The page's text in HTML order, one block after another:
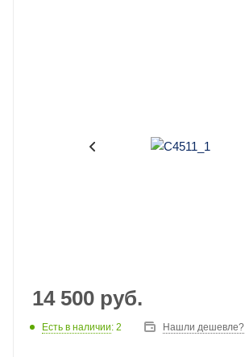
14 500 руб.
Есть в наличии: 2 Нашли дешевле?